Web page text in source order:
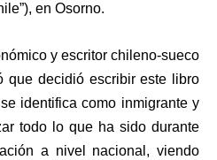
en Osorno.
y escritor chileno-sueco
que decidió escribir este libro
identifica como inmigrante y
todo lo que ha sido durante
a nivel nacional, viendo